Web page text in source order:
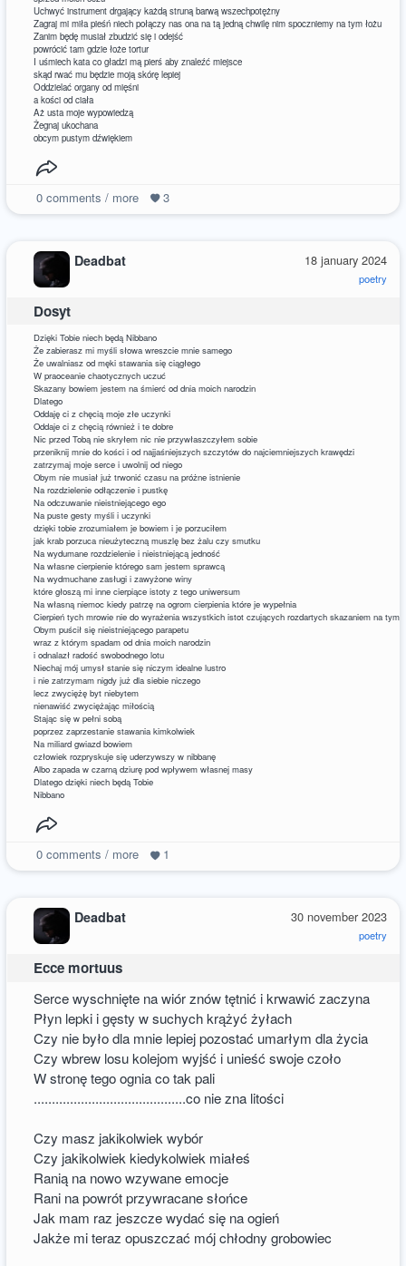
Uchwyć instrument drgający każdą struną barwą wszechpotężny
Zagraj mi miła pieśń niech połączy nas ona na tą jedną chwilę nim spoczniemy na tym łożu
Zanim będę musiał zbudzić się i odejść
powrócić tam gdzie łoże tortur
I uśmiech kata co gładzi mą pierś aby znaleźć miejsce
skąd rwać mu będzie moją skórę lepiej
Oddzielać organy od mięśni
a kości od ciała
Aż usta moje wypowiedzą
Żegnaj ukochana
obcym pustym dźwiękiem
0comments / more 3
18 january 2024
poetry
Deadbat
Dosyt
Dzięki Tobie niech będą Nibbano
Że zabierasz mi myśli słowa wreszcie mnie samego
Że uwalniasz od męki stawania się ciągłego
W praoceanie chaotycznych uczuć
Skazany bowiem jestem na śmierć od dnia moich narodzin
Dlatego
Oddaję ci z chęcią moje złe uczynki
Oddaje ci z chęcią również i te dobre
Nic przed Tobą nie skryłem nic nie przywłaszczyłem sobie
przeniknij mnie do kości i od najjaśniejszych szczytów do najciemniejszych krawędzi
zatrzymaj moje serce i uwolnij od niego
Obym nie musiał już trwonić czasu na próżne istnienie
Na rozdzielenie odłączenie i pustkę
Na odczuwanie nieistniejącego ego
Na puste gesty myśli i uczynki
dzięki tobie zrozumiałem je bowiem i je porzuciłem
jak krab porzuca nieużyteczną muszlę bez żalu czy smutku
Na wydumane rozdzielenie i nieistniejącą jedność
Na własne cierpienie którego sam jestem sprawcą
Na wydmuchane zasługi i zawyżone winy
które głoszą mi inne cierpiące istoty z tego uniwersum
Na własną niemoc kiedy patrzę na ogrom cierpienia które je wypełnia
Cierpień tych mrowie nie do wyrażenia wszystkich istot czujących rozdartych skazaniem na
Obym puścił się nieistniejącego parapetu
wraz z którym spadam od dnia moich narodzin
i odnalazł radość swobodnego lotu
Niechaj mój umysł stanie się niczym idealne lustro
i nie zatrzymam nigdy już dla siebie niczego
lecz zwyciężę byt niebytem
nienawiść zwyciężając miłością
Stając się w pełni sobą
poprzez zaprzestanie stawania kimkolwiek
Na miliard gwiazd bowiem
człowiek rozpryskuje się uderzywszy w nibbanę
Albo zapada w czarną dziurę pod wpływem własnej masy
Dlatego dzięki niech będą Tobie
Nibbano
0comments / more 1
30 november 2023
poetry
Deadbat
Ecce mortuus
Serce wyschnięte na wiór znów tętnić i krwawić zaczyna
Płyn lepki i gęsty w suchych krążyć żyłach
Czy nie było dla mnie lepiej pozostać umarłym dla życia
Czy wbrew losu kolejom wyjść i unieść swoje czoło
W stronę tego ognia co tak pali
..........................................co nie zna litości
Czy masz jakikolwiek wybór
Czy jakikolwiek kiedykolwiek miałeś
Ranią na nowo wzywane emocje
Rani na powrót przywracane słońce
Jak mam raz jeszcze wydać się na ogień
Jakże mi teraz opuszczać mój chłodny grobowiec